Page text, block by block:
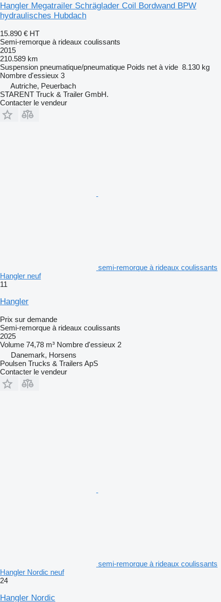
Hangler Megatrailer Schräglader Coil Bordwand BPW
hydraulisches Hubdach
15.890 € HT
Semi-remorque à rideaux coulissants
2015
210.589 km
Suspension pneumatique/pneumatique Poids net à vide 8.130 kg
Nombre d'essieux 3
Autriche, Peuerbach
STARENT Truck & Trailer GmbH.
Contacter le vendeur
semi-remorque à rideaux coulissants
Hangler neuf
11
Hangler
Prix sur demande
Semi-remorque à rideaux coulissants
2025
Volume 74,78 m³ Nombre d'essieux 2
Danemark, Horsens
Poulsen Trucks & Trailers ApS
Contacter le vendeur
semi-remorque à rideaux coulissants
Hangler Nordic neuf
24
Hangler Nordic